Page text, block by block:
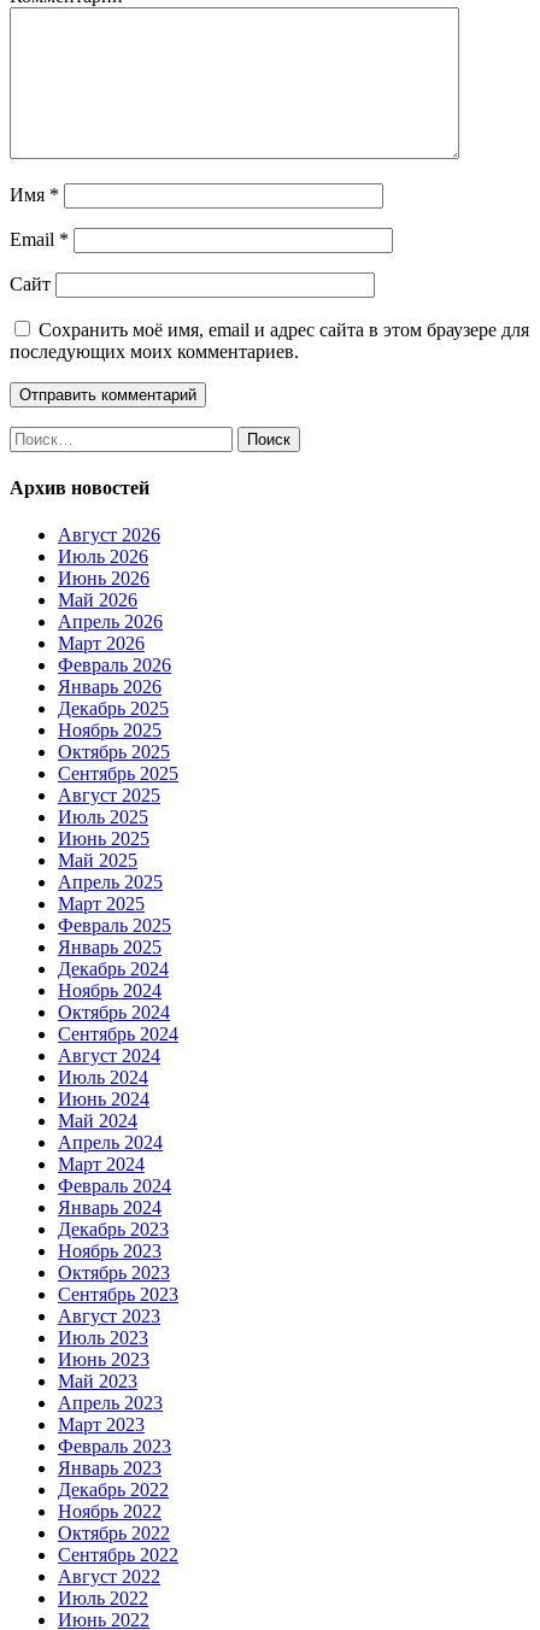
Имя *
Email *
Сайт
Сохранить моё имя, email и адрес сайта в этом браузере для
последующих моих комментариев.
Найти:
Архив новостей
Август 2026
Июль 2026
Июнь 2026
Май 2026
Апрель 2026
Март 2026
Февраль 2026
Январь 2026
Декабрь 2025
Ноябрь 2025
Октябрь 2025
Сентябрь 2025
Август 2025
Июль 2025
Июнь 2025
Май 2025
Апрель 2025
Март 2025
Февраль 2025
Январь 2025
Декабрь 2024
Ноябрь 2024
Октябрь 2024
Сентябрь 2024
Август 2024
Июль 2024
Июнь 2024
Май 2024
Апрель 2024
Март 2024
Февраль 2024
Январь 2024
Декабрь 2023
Ноябрь 2023
Октябрь 2023
Сентябрь 2023
Август 2023
Июль 2023
Июнь 2023
Май 2023
Апрель 2023
Март 2023
Февраль 2023
Январь 2023
Декабрь 2022
Ноябрь 2022
Октябрь 2022
Сентябрь 2022
Август 2022
Июль 2022
Июнь 2022